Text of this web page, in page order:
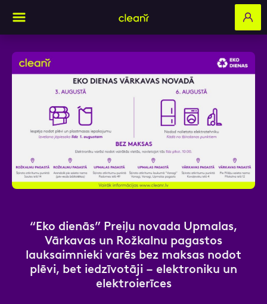
“Eko dienās” Preiļu novada Upmalas,
Vārkavas un Rožkalnu pagastos
lauksaimnieki varēs bez maksas nodot
plēvi, bet iedzīvotāji – elektroniku un
elektroierīces
Aizpildi pieteikuma formu un mēs ar tevi
sazināsimies
Vārds, Uzvārds
Kontakttālrunis